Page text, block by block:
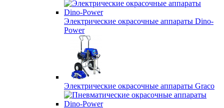
Электрические окрасочные аппараты Dino-
Power
Электрические окрасочные аппараты Graco